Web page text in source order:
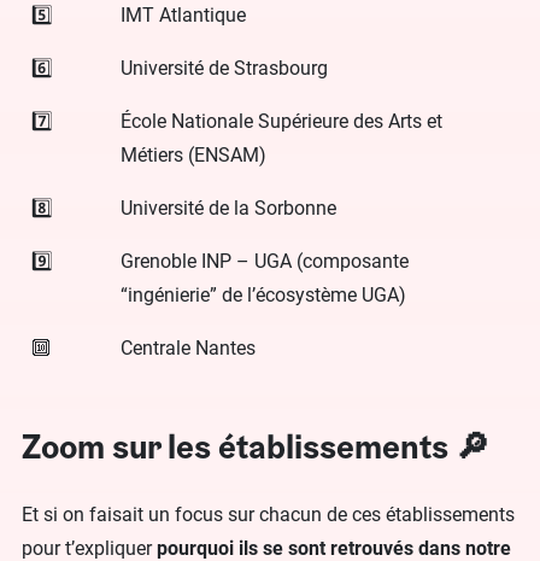
5️⃣ IMT Atlantique
6️⃣ Université de Strasbourg
7️⃣
École Nationale Supérieure des Arts et
Métiers (ENSAM)
8️⃣ Université de la Sorbonne
9️⃣
Grenoble INP – UGA (composante
“ingénierie” de l’écosystème UGA)
🔟 Centrale Nantes
Zoom sur les établissements 🔎
Et si on faisait un focus sur chacun de ces établissements
pour t’expliquerpourquoi ils se sont retrouvés dans notre